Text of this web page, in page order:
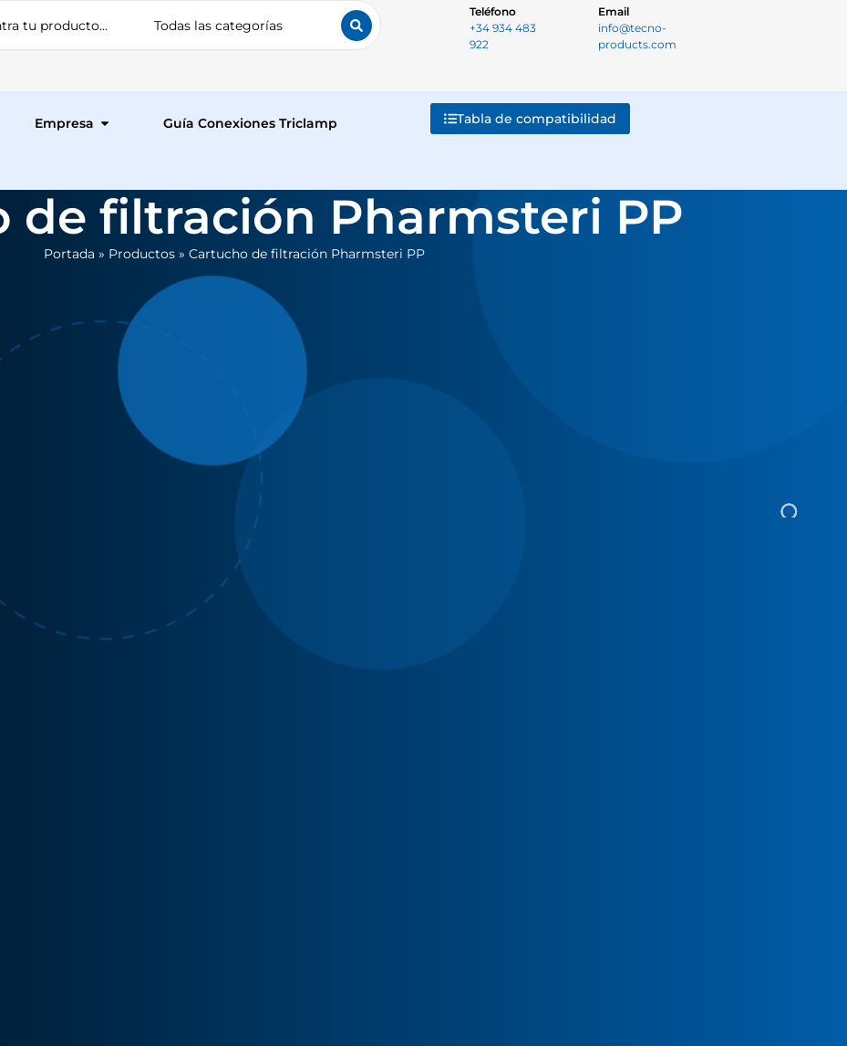
Teléfono
+34 934 483
922
Email
info@tecno-
products.com
Empresa Guía Conexiones Triclamp Tabla de compatibilidad
de filtración Pharmsteri PP
Portada » Productos » Cartucho de filtración Pharmsteri PP